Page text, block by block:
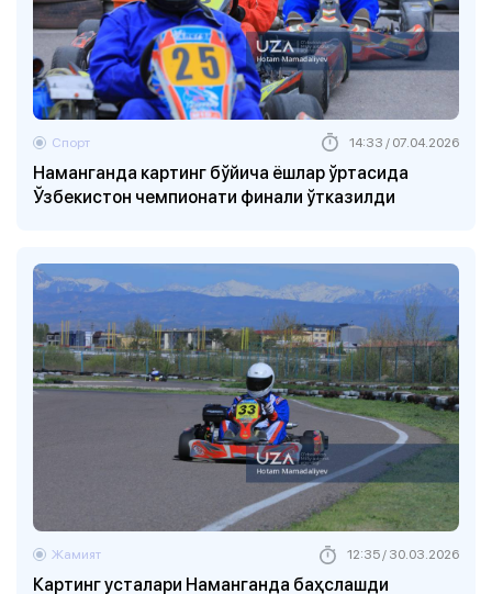
Наманганда картинг бўйича ёшлар ўртасида
Ўзбекистон чемпионати финали ўтказилди
Спорт 14:33 / 07.04.2026
Картинг усталари Наманганда баҳслашди
Жамият 12:35 / 30.03.2026